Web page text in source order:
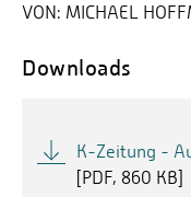
VON: MICHAEL
Downloads
K-Zeitung -
[PDF 860 KB]